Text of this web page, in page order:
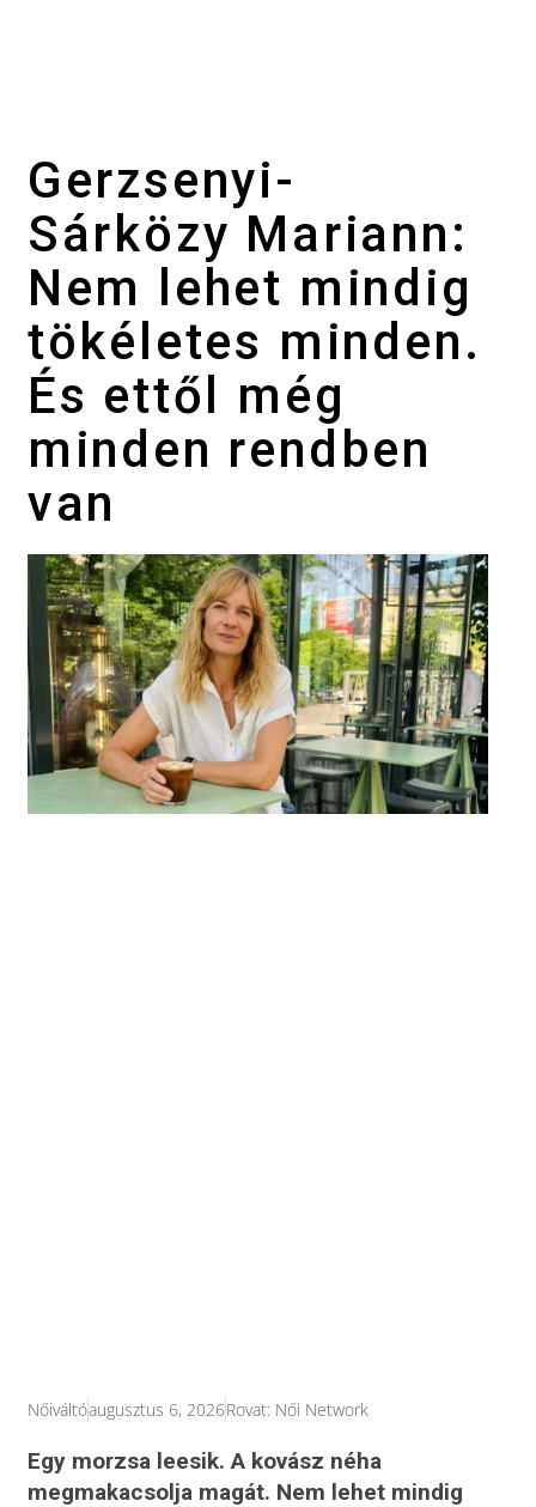
Gerzsenyi-
Sárközy Mariann:
Nem lehet mindig
tökéletes minden.
És ettől még
minden rendben
van
Nőiváltóaugusztus 6, 2026Rovat: Női Network
Egy morzsa leesik. A kovász néha
megmakacsolja magát. Nem lehet mindig